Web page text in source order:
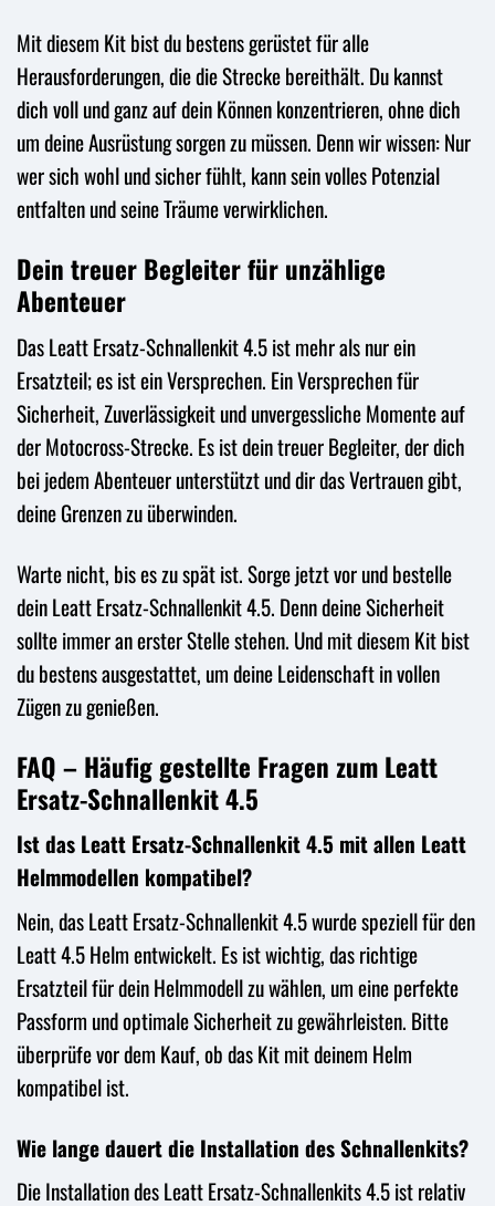
Mit diesem Kit bist du bestens gerüstet für alle
Herausforderungen, die die Strecke bereithält. Du kannst
dich voll und ganz auf dein Können konzentrieren, ohne dich
um deine Ausrüstung sorgen zu müssen. Denn wir wissen: Nur
wer sich wohl und sicher fühlt, kann sein volles Potenzial
entfalten und seine Träume verwirklichen.
Dein treuer Begleiter für unzählige
Abenteuer
Das Leatt Ersatz-Schnallenkit 4.5 ist mehr als nur ein
Ersatzteil; es ist ein Versprechen. Ein Versprechen für
Sicherheit, Zuverlässigkeit und unvergessliche Momente auf
der Motocross-Strecke. Es ist dein treuer Begleiter, der dich
bei jedem Abenteuer unterstützt und dir das Vertrauen gibt,
deine Grenzen zu überwinden.
Warte nicht, bis es zu spät ist. Sorge jetzt vor und bestelle
dein Leatt Ersatz-Schnallenkit 4.5. Denn deine Sicherheit
sollte immer an erster Stelle stehen. Und mit diesem Kit bist
du bestens ausgestattet, um deine Leidenschaft in vollen
Zügen zu genießen.
FAQ – Häufig gestellte Fragen zum Leatt
Ersatz-Schnallenkit 4.5
Ist das Leatt Ersatz-Schnallenkit 4.5 mit allen Leatt
Helmmodellen kompatibel?
Nein, das Leatt Ersatz-Schnallenkit 4.5 wurde speziell für den
Leatt 4.5 Helm entwickelt. Es ist wichtig, das richtige
Ersatzteil für dein Helmmodell zu wählen, um eine perfekte
Passform und optimale Sicherheit zu gewährleisten. Bitte
überprüfe vor dem Kauf, ob das Kit mit deinem Helm
kompatibel ist.
Wie lange dauert die Installation des Schnallenkits?
Die Installation des Leatt Ersatz-Schnallenkits 4.5 ist relativ